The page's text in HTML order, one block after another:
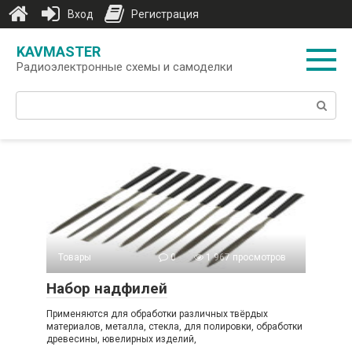
контенту
KAVMASTER
Радиоэлектронные схемы и самоделки
Поиск:
Товары 0 1 967 просмотров
Набор надфилей
Применяются для обработки различных твёрдых
материалов, металла, стекла, для полировки, обработки
древесины, ювелирных изделий,
Вход Регистрация